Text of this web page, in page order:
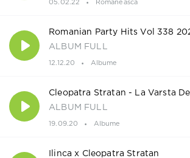
05.02.22 Romaneasca
Romanian Party Hits Vol 338
ALBUM FULL
12.12.20 Albume
ALBUM FULL
19.09.20 Albume
Ilinca x Cleopatra Stratan